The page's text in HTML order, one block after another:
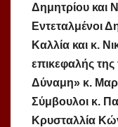
Δημητρίου και
Εντεταλμένοι
Καλλία και κ.
επικεφαλής
Δύναμη» κ.
Σύμβουλοι κ.
Κρυσταλλία